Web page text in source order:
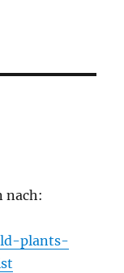
nach:
plants-